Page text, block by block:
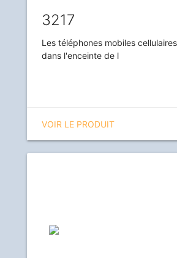
3217
Les téléphones mobiles
dans l'enceinte de l
VOIR LE PRODUIT